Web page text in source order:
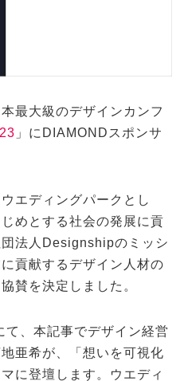
最大級のデザインカンフ
」にDIAMONDスポンサ
エディングパークとし
めとする社会の発展に貢
法人Designshipのミッシ
貢献するデザイン人材の
賛を決定しました。
、本記事でデザイン経営
亜希が、「想いを可視化
に登壇します。ウエディ